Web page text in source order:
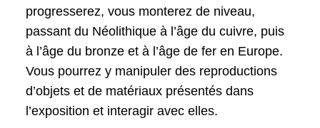
progresserez, vous monterez de niveau,
passant du Néolithique à l’âge du cuivre, puis
à l’âge du bronze et à l’âge de fer en Europe.
Vous pourrez y manipuler des reproductions
d’objets et de matériaux présentés dans
l’exposition et interagir avec elles.